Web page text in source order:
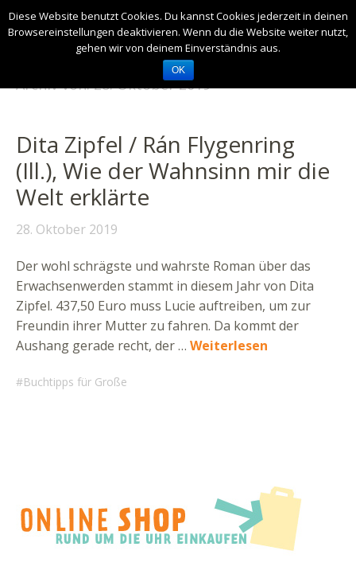
Archiv von:28. Oktober 2019
Dita Zipfel / Rán Flygenring
(Ill.), Wie der Wahnsinn mir die
Welt erklärte
28. Oktober 2019
Der wohl schrägste und wahrste Roman über das
Erwachsenwerden stammt in diesem Jahr von Dita
Zipfel. 437,50 Euro muss Lucie auftreiben, um zur
Freundin ihrer Mutter zu fahren. Da kommt der
Aushang gerade recht, der … Weiterlesen
Buchtipps für Große
Diese Website benutzt Cookies. Du kannst Cookies jederzeit in deinen
Browsereinstellungen deaktivieren. Wenn du die Website weiter nutzt,
gehen wir von deinem Einverständnis aus.
OK